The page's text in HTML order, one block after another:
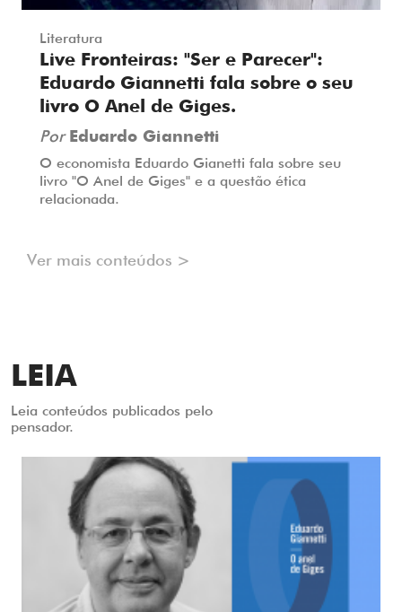
Literatura
Live Fronteiras: "Ser e Parecer":
Eduardo Giannetti fala sobre o seu
livro O Anel de Giges.
Por Eduardo Giannetti
O economista Eduardo Gianetti fala sobre seu
livro "O Anel de Giges" e a questão ética
relacionada.
Ver mais conteúdos >
LEIA
Leia conteúdos publicados pelo
pensador.